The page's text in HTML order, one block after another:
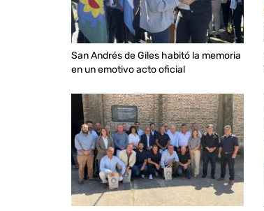
San Andrés de Giles habitó la memoria
en un emotivo acto oficial